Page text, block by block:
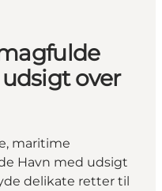
over
maritime
Havn med udsigt
delikate retter til